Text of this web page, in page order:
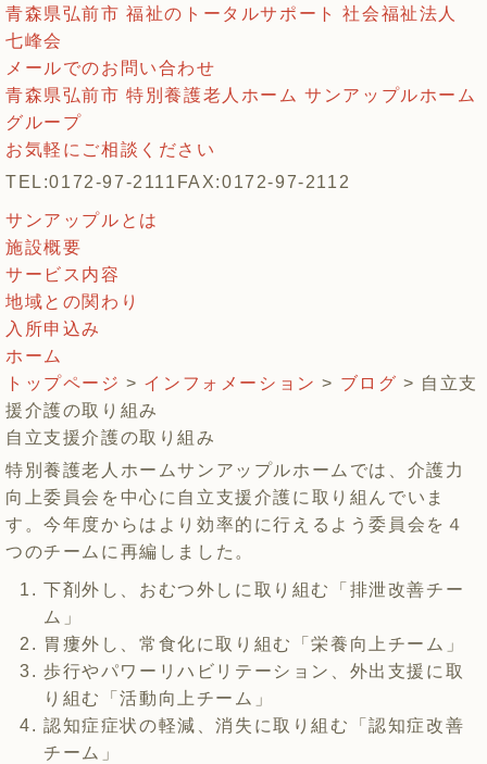
青森県弘前市 福祉のトータルサポート 社会福祉法人
七峰会
メールでのお問い合わせ
青森県弘前市 特別養護老人ホーム サンアップルホーム
グループ
お気軽にご相談ください
TEL:0172-97-2111 FAX:0172-97-2112
サンアップルとは
施設概要
サービス内容
地域との関わり
入所申込み
ホーム
トップページ > インフォメーション > ブログ > 自立支
援介護の取り組み
自立支援介護の取り組み
特別養護老人ホームサンアップルホームでは、介護力
向上委員会を中心に自立支援介護に取り組んでいま
す。今年度からはより効率的に行えるよう委員会を４
つのチームに再編しました。
下剤外し、おむつ外しに取り組む「排泄改善チー
ム」
胃瘻外し、常食化に取り組む「栄養向上チーム」
歩行やパワーリハビリテーション、外出支援に取
り組む「活動向上チーム」
認知症症状の軽減、消失に取り組む「認知症改善
チーム」